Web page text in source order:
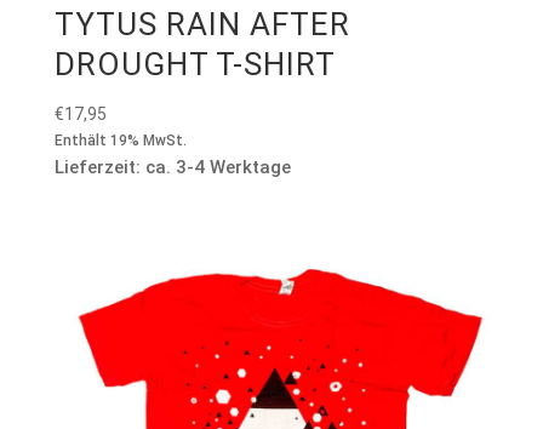
TYTUS RAIN AFTER
DROUGHT T-SHIRT
€17,95
Enthält 19% MwSt.
Lieferzeit: ca. 3-4 Werktage